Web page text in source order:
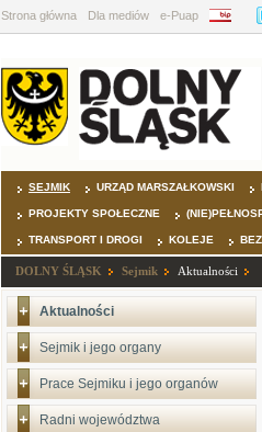
Strona główna Dla mediów e-Puap BIP
SEJMIK URZĄD MARSZAŁKOWSKI
PROJEKTY SPOŁECZNE
TRANSPORT I DROGI KOLEJE
DOLNY ŚLĄSK Sejmik Aktualności
Aktualności
Sejmik i jego organy
Prace Sejmiku i jego organów
Radni województwa